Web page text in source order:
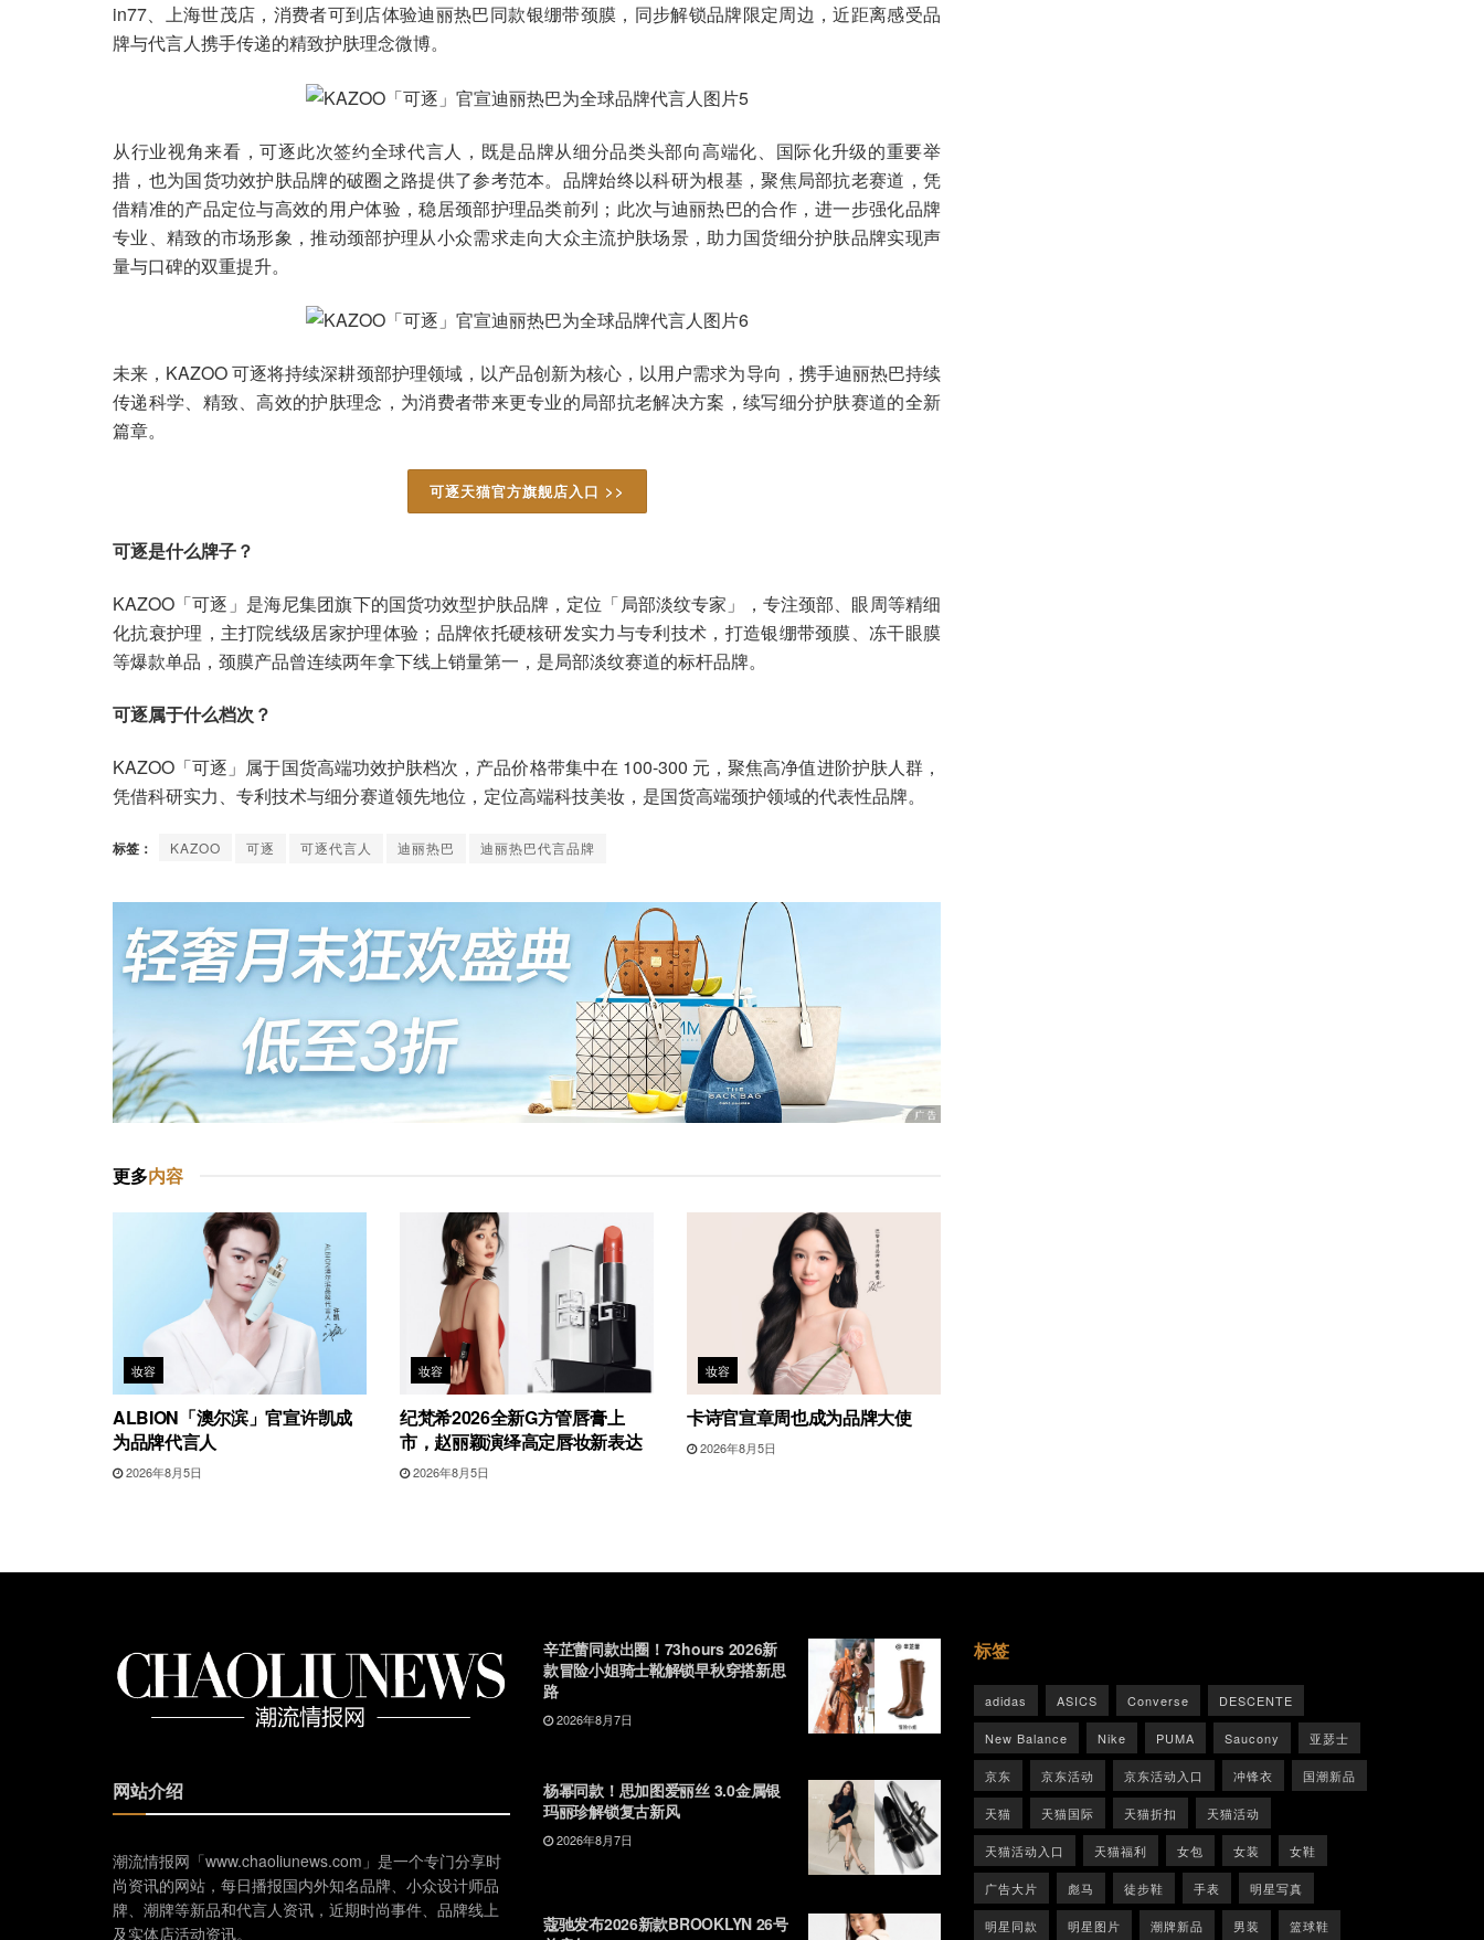
in77、上海世茂店，消费者可到店体验迪丽热巴同款银绷带颈膜，同步解锁品牌限定周边，近距离感受品
牌与代言人携手传递的精致护肤理念微博。
从行业视角来看，可逐此次签约全球代言人，既是品牌从细分品类头部向高端化、国际化升级的重要举
措，也为国货功效护肤品牌的破圈之路提供了参考范本。品牌始终以科研为根基，聚焦局部抗老赛道，凭
借精准的产品定位与高效的用户体验，稳居颈部护理品类前列；此次与迪丽热巴的合作，进一步强化品牌
专业、精致的市场形象，推动颈部护理从小众需求走向大众主流护肤场景，助力国货细分护肤品牌实现声
量与口碑的双重提升。
未来，KAZOO 可逐将持续深耕颈部护理领域，以产品创新为核心，以用户需求为导向，携手迪丽热巴持续
传递科学、精致、高效的护肤理念，为消费者带来更专业的局部抗老解决方案，续写细分护肤赛道的全新
篇章。
可逐天猫官方旗舰店入口 >>
可逐是什么牌子？
KAZOO「可逐」是海尼集团旗下的国货功效型护肤品牌，定位「局部淡纹专家」，专注颈部、眼周等精细
化抗衰护理，主打院线级居家护理体验；品牌依托硬核研发实力与专利技术，打造银绷带颈膜、冻干眼膜
等爆款单品，颈膜产品曾连续两年拿下线上销量第一，是局部淡纹赛道的标杆品牌。
可逐属于什么档次？
KAZOO「可逐」属于国货高端功效护肤档次，产品价格带集中在 100-300 元，聚焦高净值进阶护肤人群，
凭借科研实力、专利技术与细分赛道领先地位，定位高端科技美妆，是国货高端颈护领域的代表性品牌。
标签： KAZOO 可逐 可逐代言人 迪丽热巴 迪丽热巴代言品牌
更多内容
妆容
ALBION「澳尔滨」官宣许凯成
为品牌代言人
2026年8月5日
妆容
纪梵希2026全新G方管唇膏上
市，赵丽颖演绎高定唇妆新表达
2026年8月5日
妆容
卡诗官宣章周也成为品牌大使
2026年8月5日
网站介绍
潮流情报网「www.chaoliunews.com」是一个专门分享时
尚资讯的网站，每日播报国内外知名品牌、小众设计师品
牌、潮牌等新品和代言人资讯，近期时尚事件、品牌线上
及实体店活动资讯。
辛芷蕾同款出圈！73hours 2026新
款冒险小姐骑士靴解锁早秋穿搭新思
路
2026年8月7日
杨幂同款！思加图爱丽丝 3.0金属银
玛丽珍解锁复古新风
2026年8月7日
蔻驰发布2026新款BROOKLYN 26号
标签
adidas ASICS Converse DESCENTE
New Balance Nike PUMA Saucony 亚瑟士
京东 京东活动 京东活动入口 冲锋衣 国潮新品
天猫 天猫国际 天猫折扣 天猫活动
天猫活动入口 天猫福利 女包 女装 女鞋
广告大片 彪马 徒步鞋 手表 明星写真
明星同款 明星图片 潮牌新品 男装 篮球鞋